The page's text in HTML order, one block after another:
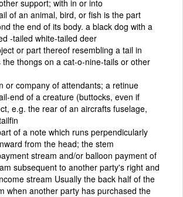
support; with in or into
of an animal, bird, or fish is the part
the end of its body. a black dog with a
-tailed white-tailed deer
or part thereof resembling a tail in
the thongs on a cat-o-nine-tails or other
or company of attendants; a retinue
end of a creature (buttocks, even if
e.g. the rear of an aircrafts fuselage,
of a note which runs perpendicularly
from the head; the stem
stream and/or balloon payment of
subsequent to another party's right and
stream Usually the back half of the
when another party has purchased the